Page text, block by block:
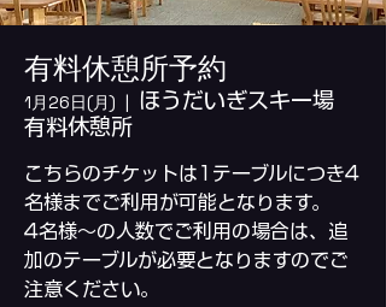
有料休憩所予約
1月26日(月)
  |
ほうだいぎスキー場
有料休憩所
こちらのチケットは1テーブルにつき4
名様までご利用が可能となります。
4名様～の人数でご利用の場合は、追
加のテーブルが必要となりますのでご
注意ください。